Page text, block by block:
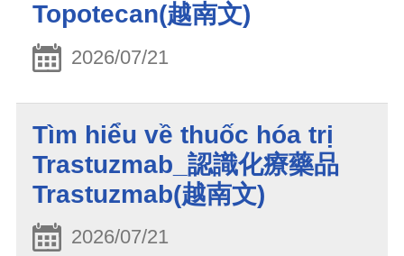
Topotecan(越南文)
2026/07/21
Tìm hiểu về thuốc hóa trị
Trastuzmab_認識化療藥品
Trastuzmab(越南文)
2026/07/21